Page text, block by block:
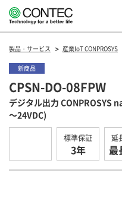
製品・サービス 産業IoT CONPROSYS
CPSN-DO-08FPW
デジタル出力 CONPROSYS
～24VDC)
新商品
標準保証
3年
延
最